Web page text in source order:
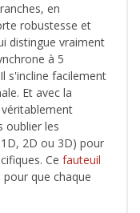
en
robustesse et
distingue vraiment
à 5
s'incline facilement
Et avec la
oublier les
2D ou 3D) pour
Ce fauteuil
que chaque